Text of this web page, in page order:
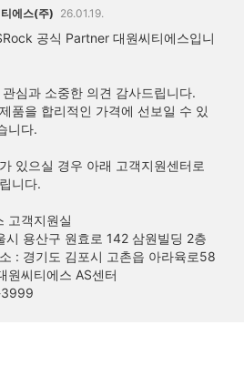
에스(주) 26.01.19.
공식 Partner 대원씨티에스입니
심과 소중한 의견 감사드립니다.
품을 합리적인 가격에 선보일 수 있
니다.
있으실 경우 아래 고객지원센터로
니다.
고객지원실
시 용산구 원효로 142 삼원빌딩 2층
: 경기도 김포시 고촌읍 아라육로58
원씨티에스 AS센터